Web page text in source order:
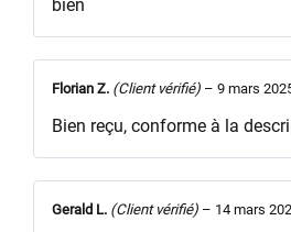
bien
Florian Z. (Client vérifié) – 9 mars
Bien reçu, conforme à la
Gerald L. (Client vérifié) – 14 mars